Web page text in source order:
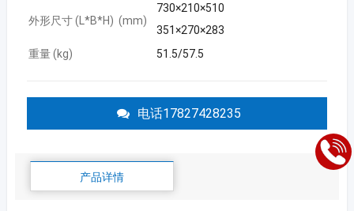
外形尺寸 (L*B*H) (mm)
730×210×510
351×270×283
重量 (kg)
51.5/57.5
电话17827428235
产品详情